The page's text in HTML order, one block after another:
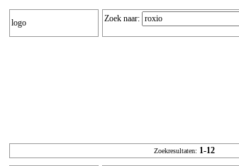
logo Zoek naar:
Zoekresultaten: 1-12